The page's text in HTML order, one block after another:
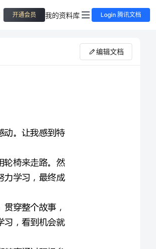
开通会员 我的资料库 Login 腾讯文档
编辑文档